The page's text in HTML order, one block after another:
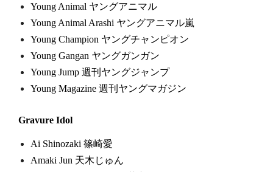
Young Animal ヤングアニマル
Young Animal Arashi ヤングアニマル嵐
Young Champion ヤングチャンピオン
Young Gangan ヤングガンガン
Young Jump 週刊ヤングジャンプ
Young Magazine 週刊ヤングマガジン
Gravure Idol
Ai Shinozaki 篠崎愛
Amaki Jun 天木じゅん